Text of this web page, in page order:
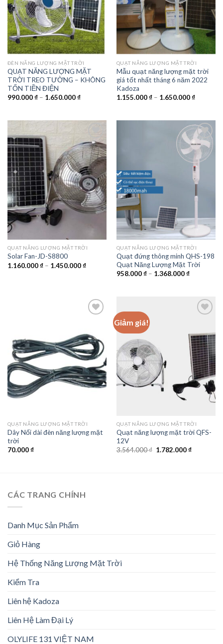
ĐÈN NĂNG LƯỢNG MẶT TRỜI
QUẠT NĂNG LƯỢNG MẶT
TRỜI TREO TƯỜNG – KHÔNG
TỐN TIỀN ĐIỆN
990.000₫ – 1.650.000₫Khoảng
đến
QUẠT NĂNG LƯỢNG MẶT TRỜI
Mẫu quạt năng lượng mặt trời
giá tốt nhất tháng 6 năm 2022
Kadoza
1.155.000₫ – 1.650.000₫Khoảng
đến
Add to
wishlist
QUẠT NĂNG LƯỢNG MẶT TRỜI
Solar Fan-JD-S8800
1.160.000₫ – 1.450.000₫Khoảng
1.450.000 ₫
Add to
wishlist
QUẠT NĂNG LƯỢNG MẶT TRỜI
Quạt đứng thông minh QHS-198
Quạt Năng Lượng Mặt Trời
958.000₫ – 1.368.000₫Khoảng
đến
1.368.000
Add to
wishlist
QUẠT NĂNG LƯỢNG MẶT TRỜI
Dây Nối dài đèn năng lượng mặt
trời
70.000₫
Giảm giá!
Add to
wishlist
QUẠT NĂNG LƯỢNG MẶT TRỜI
Quạt năng lượng mặt trời QFS-
12V
3.564.000₫ Giá
1.782.000₫Giá
CÁC TRANG CHÍNH
Danh Mục Sản Phẩm
Giỏ Hàng
Hệ Thống Năng Lượng Mặt Trời
Kiểm Tra
Liên hệ Kadoza
Liên Hệ Làm Đại Lý
OLYLIFE 131 VIỆT NAM